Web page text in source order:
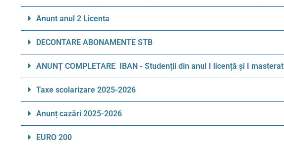
Anunt anul 2 Licenta
DECONTARE ABONAMENTE STB​
ANUNȚ COMPLETARE IBAN - Studenții din anul I licență și I masterat
Taxe scolarizare 2025-2026​
Anunț cazări 2025-2026
EURO 200​